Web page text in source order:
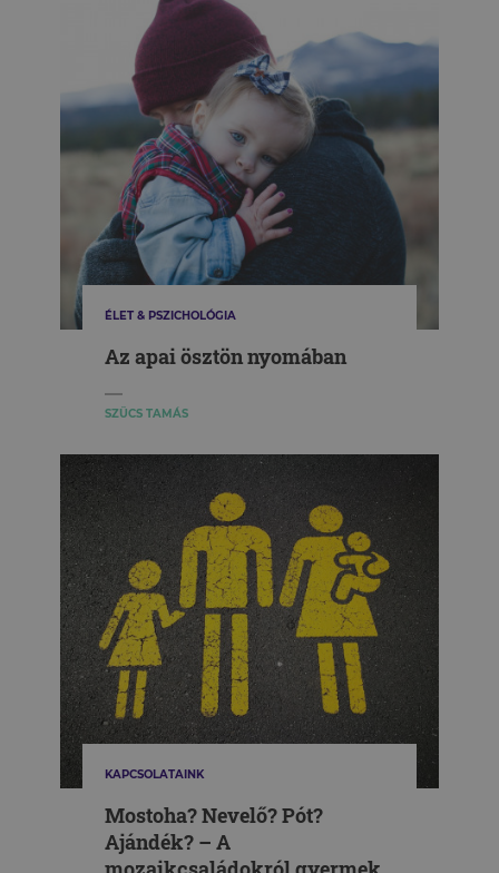
ÉLET & PSZICHOLÓGIA
Az apai ösztön nyomában
SZÜCS TAMÁS
KAPCSOLATAINK
Mostoha? Nevelő? Pót?
Ajándék? – A